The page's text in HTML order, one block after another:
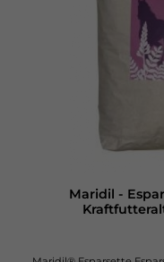
Stuten: 0,5–1,5 kg täglich schwerfuttrige und altere Pferde: 0,3–1 kg
und Arbeitsbelastung des Pferdes
täglich, eventuell als
dem Füttern bitte
Wasser übergießen
zerfallen sind.
auf das schnelle
Hafer,
Einzelfuttermittel für
Maridil -